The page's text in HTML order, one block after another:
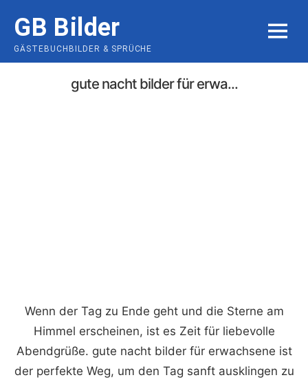
content
GB Bilder
GÄSTEBUCHBILDER & SPRÜCHE
MENU
gute nacht bilder für erwa...
Wenn der Tag zu Ende geht und die Sterne am
Himmel erscheinen, ist es Zeit für liebevolle
Abendgrüße. gute nacht bilder für erwachsene ist
der perfekte Weg, um den Tag sanft ausklingen zu